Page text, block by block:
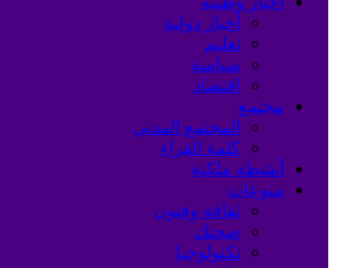
أخبار دولية
تعليم
سياسة
اقتصاد
مجتمع
المجتمع المدني
كلمة القراء
أنشطة ملكية
منوعات
ثقافة وفنون
صحتك
تكنولوجيا